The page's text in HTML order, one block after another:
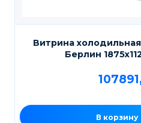
Витрина
Берлин
В корзину